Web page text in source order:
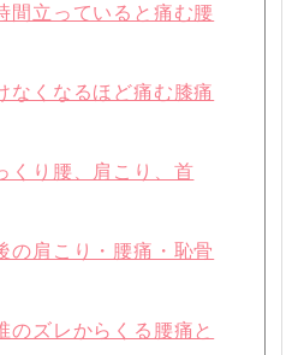
立っていると痛む腰
くなるほど痛む膝痛
り腰、肩こり、首
肩こり・腰痛・恥骨
ズレからくる腰痛と